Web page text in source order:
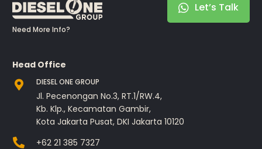
Need More Info?
Let’s Talk
Head Office
DIESEL ONE GROUP
Jl. Pecenongan No.3, RT.1/RW.4,
Kb. Klp., Kecamatan Gambir,
Kota Jakarta Pusat, DKI Jakarta 10120
+62 21 385 7327